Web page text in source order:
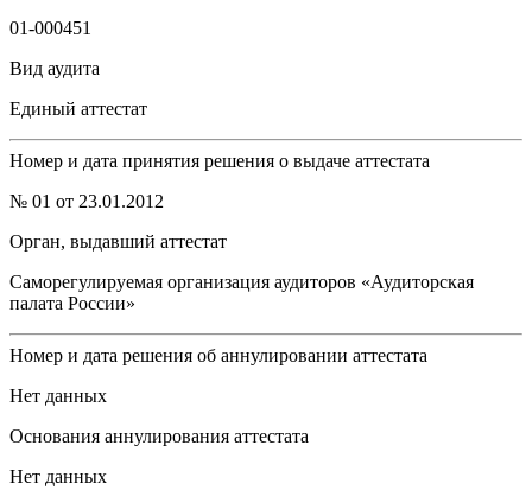
01-000451
Вид аудита
Единый аттестат
Номер и дата принятия решения о выдаче аттестата
№ 01 от 23.01.2012
Орган, выдавший аттестат
Саморегулируемая организация аудиторов «Аудиторская
палата России»
Номер и дата решения об аннулировании аттестата
Нет данных
Основания аннулирования аттестата
Нет данных